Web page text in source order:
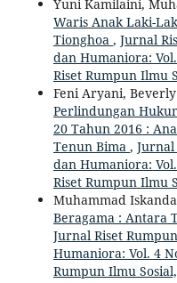
Yuni Kamilaini,
Waris Anak Laki-
Tionghoa , Jurnal
dan Humaniora:
Riset Rumpun Ilmu
Feni Aryani,
Perlindungan
20 Tahun 2016 :
Tenun Bima , Jurnal
dan Humaniora:
Riset Rumpun Ilmu
Muhammad
Beragama : Antara
Jurnal Riset
Humaniora: Vol. 4
Rumpun Ilmu